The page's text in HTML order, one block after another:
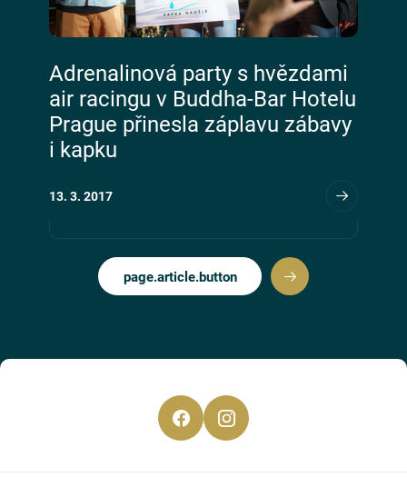
Adrenalinová party s hvězdami
air racingu v Buddha-Bar Hotelu
Prague přinesla záplavu zábavy
i kapku
13. 3. 2017
page.article.button